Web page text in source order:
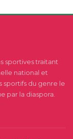
sportives traitant
national et
sportifs du genre le
par la diaspora.